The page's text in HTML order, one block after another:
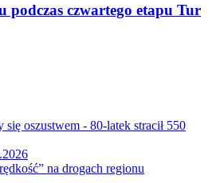
czwartego etapu Tur
się oszustwem - 80-latek stracił 550
na drogach regionu